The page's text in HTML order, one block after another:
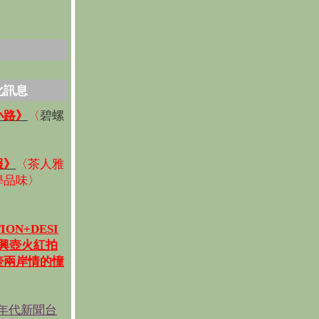
訊息
》 〈碧螺
〈茶人雅
味〉
壺火紅拍
岸情的憧
代新聞台